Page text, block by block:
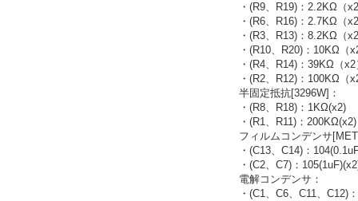
・(R9、R19)：2.2KΩ（
・(R6、R16)：2.7KΩ（
・(R3、R13)：8.2KΩ（
・(R10、R20)：10KΩ（
・(R4、R14)：39KΩ（x2
・(R2、R12)：100KΩ（
半固定抵抗[3296W]：
・(R8、R18)：1KΩ(x2)
・(R1、R11)：200KΩ(x2)
フィルムコンデンサ
・(C13、C14)：
・(C2、C7)：
電解コンデンサ：
・(C1、C6、C11、C12)